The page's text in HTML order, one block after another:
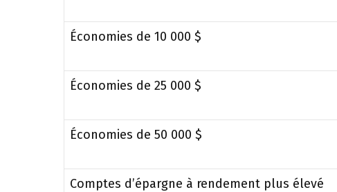
Économies de 10 000 $
Économies de 25 000 $
Économies de 50 000 $
Comptes d’épargne à rendement plus élevé